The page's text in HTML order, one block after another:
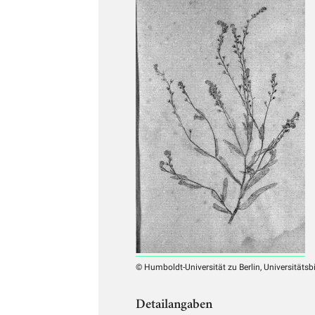
© Humboldt-Universität zu Berlin,
Detailangaben